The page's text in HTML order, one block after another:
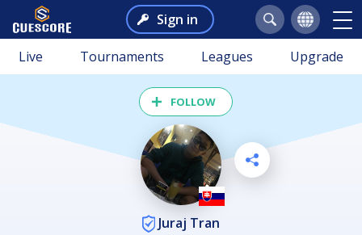
Sign in
Live Tournaments Leagues Upgrade
FOLLOW
Juraj Tran